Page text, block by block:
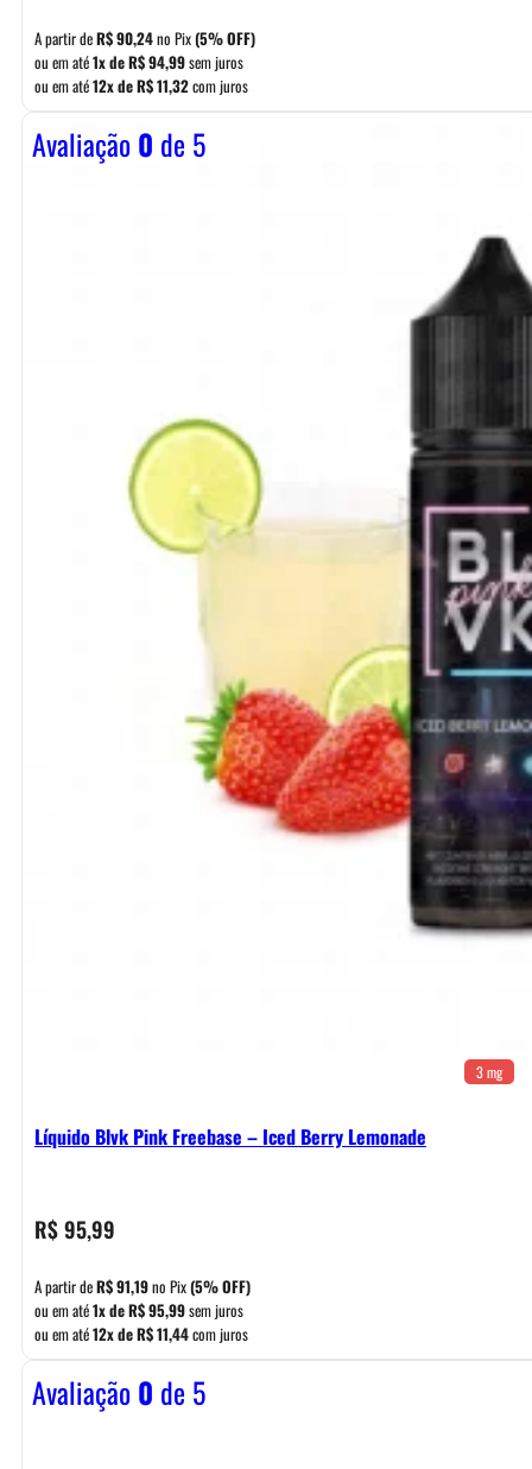
A partir deR$90,24no Pix(5% OFF)
ou em até1x deR$94,99sem juros
ou em até12x deR$11,32com juros
Avaliação0 de 5
3 mg
Líquido Blvk Pink Freebase – Iced Berry Lemonade
R$95,99
A partir deR$91,19no Pix(5% OFF)
ou em até1x deR$95,99sem juros
ou em até12x deR$11,44com juros
Avaliação0 de 5